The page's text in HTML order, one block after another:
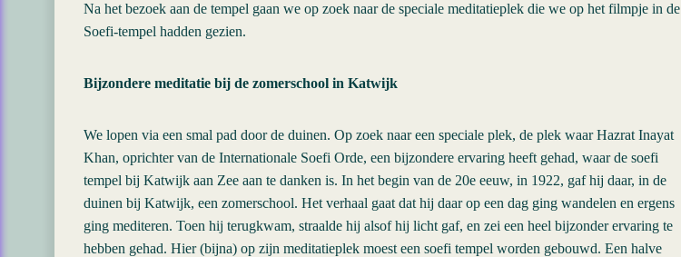
Na het bezoek aan de tempel gaan we op zoek naar de speciale meditatieplek die we op het filmpje in de
Soefi-tempel hadden gezien.
Bijzondere meditatie bij de zomerschool in Katwijk
We lopen via een smal pad door de duinen. Op zoek naar een speciale plek, de plek waar Hazrat Inayat
Khan, oprichter van de Internationale Soefi Orde, een bijzondere ervaring heeft gehad, waar de soefi
tempel bij Katwijk aan Zee aan te danken is. In het begin van de 20e eeuw, in 1922, gaf hij daar, in de
duinen bij Katwijk, een zomerschool. Het verhaal gaat dat hij daar op een dag ging wandelen en ergens
ging mediteren. Toen hij terugkwam, straalde hij alsof hij licht gaf, en zei een heel bijzonder ervaring te
hebben gehad. Hier (bijna) op zijn meditatieplek moest een soefi tempel worden gebouwd. Een halve